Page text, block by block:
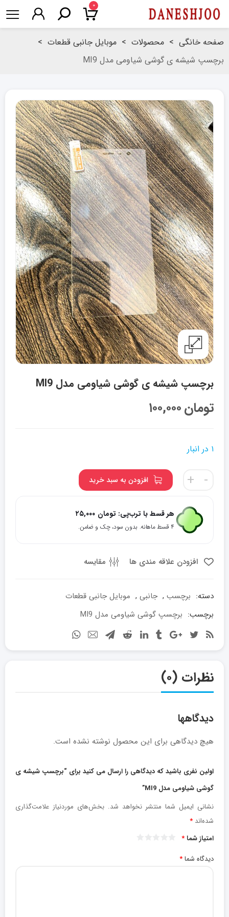
۰
صفحه خانگی > محصولات > موبایل جانبی قطعات >
برچسپ شیشه ی گوشی شیاومی مدل MI9
برچسپ شیشه ی گوشی شیاومی مدل MI9
۱۰۰,۰۰۰تومان
۱ در انبار
-
برچسپ
شیشه
گوشی
شیاومی
مدل
عدد
+ افزودن به سبد خرید
هر قسط با ترب‌پی: ۲۵,۰۰۰ تومان
۴ قسط ماهانه. بدون سود، چک و ضامن.
افزودن علاقه مندی ها مقایسه
دسته: برچسب , جانبی , موبایل جانبی قطعات
برچسب: برچسپ گوشی شیاومی مدل MI9
نظرات (۰)
دیدگاهها
هیچ دیدگاهی برای این محصول نوشته نشده است.
اولین نفری باشید که دیدگاهی را ارسال می کنید برای “برچسپ شیشه ی
گوشی شیاومی مدل MI9”
نشانی ایمیل شما منتشر نخواهد شد. بخش‌های موردنیاز علامت‌گذاری
شده‌اند *
امتیاز شما*
دیدگاه شما*